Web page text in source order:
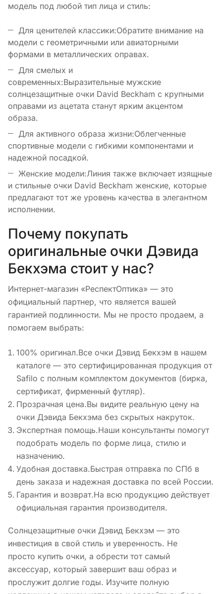
модель под любой тип лица и стиль:
Для ценителей классики:Обратите внимание на
модели с геометричными или авиаторными
формами в металлических оправах.
Для смелых и
современных:Выразительные мужские
солнцезащитные очки David Beckham с крупными
оправами из ацетата станут ярким акцентом
образа.
Для активного образа жизни:Облегченные
спортивные модели с гибкими компонентами и
надежной посадкой.
Женские модели:Линия также включает изящные
и стильные очки David Beckham женские, которые
предлагают тот же уровень качества в элегантном
исполнении.
Почему покупать
оригинальные очки Дэвида
Бекхэма стоит у нас?
Интернет-магазин «РеспектОптика» — это
официальный партнер, что является вашей
гарантией подлинности. Мы не просто продаем, а
помогаем выбрать:
100% оригинал.Все очки Дэвид Бекхэм в нашем
каталоге — это сертифицированная продукция от
Safilo с полным комплектом документов (бирка,
сертификат, фирменный футляр).
Прозрачная цена.Вы видите реальную цену на
очки Дэвида Бекхэма без скрытых накруток.
Экспертная помощь.Наши консультанты помогут
подобрать модель по форме лица, стилю и
назначению.
Удобная доставка.Быстрая отправка по СПб в
день заказа и надежная доставка по всей России.
Гарантия и возврат.На всю продукцию действует
официальная гарантия производителя.
Солнцезащитные очки Дэвид Бекхэм — это
инвестиция в свой стиль и уверенность. Не
просто купить очки, а обрести тот самый
аксессуар, который завершит ваш образ и
прослужит долгие годы. Изучите полную